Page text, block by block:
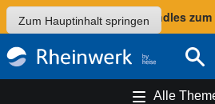
Zum Hauptinhalt springen
Sommer-Aktion: Bundles
Suche
Alle